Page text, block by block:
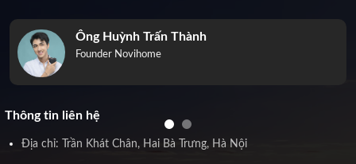
Ông Huỳnh Trấn Thành
Founder Novihome
Thông tin liên hệ
Địa chỉ: Trần Khát Chân, Hai Bà Trưng, Hà Nội